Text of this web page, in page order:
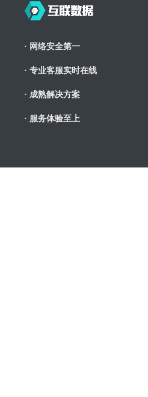
· 网络安全第一
· 专业客服实时在线
· 成熟解决方案
· 服务体验至上